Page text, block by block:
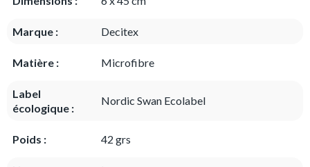
Marque : Decitex
Matière : Microfibre
Label
écologique :
Nordic Swan Ecolabel
Poids : 42 grs